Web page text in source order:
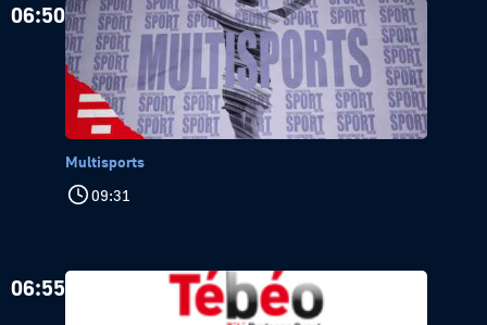
06:50
Multisports
09:31
06:55